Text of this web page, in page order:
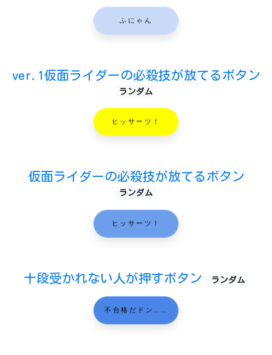
ふにゃん
ver.1仮面ライダーの必殺技が放てるボタン
ランダム
ヒッサーツ！
仮面ライダーの必殺技が放てるボタン
ランダム
ヒッサーツ！
十段受かれない人が押すボタン ランダム
不合格だドン……